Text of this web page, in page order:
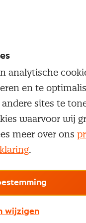
analytische
en te
sites te
waarvoor wij
meer over ons
.
wijzigen